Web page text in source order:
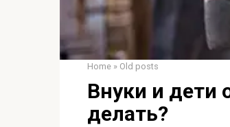
Home » Old posts
Внуки и дети
делать?